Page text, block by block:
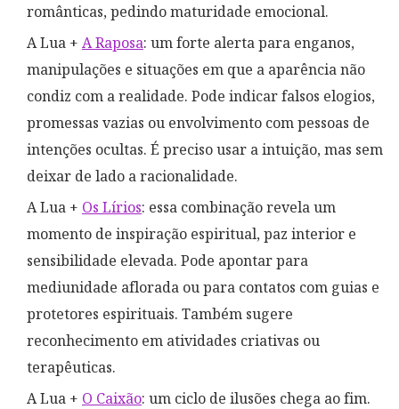
românticas, pedindo maturidade emocional.
A Lua + A Raposa: um forte alerta para enganos,
manipulações e situações em que a aparência não
condiz com a realidade. Pode indicar falsos elogios,
promessas vazias ou envolvimento com pessoas de
intenções ocultas. É preciso usar a intuição, mas sem
deixar de lado a racionalidade.
A Lua + Os Lírios: essa combinação revela um
momento de inspiração espiritual, paz interior e
sensibilidade elevada. Pode apontar para
mediunidade aflorada ou para contatos com guias e
protetores espirituais. Também sugere
reconhecimento em atividades criativas ou
terapêuticas.
A Lua + O Caixão: um ciclo de ilusões chega ao fim.